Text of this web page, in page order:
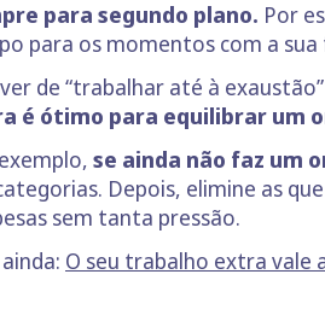
para segundo plano. Por
para os momentos com a
de “trabalhar até à
é ótimo para equilibrar um
se ainda não faz um
Depois, elimine as
sem tanta pressão.
O seu trabalho extra vale